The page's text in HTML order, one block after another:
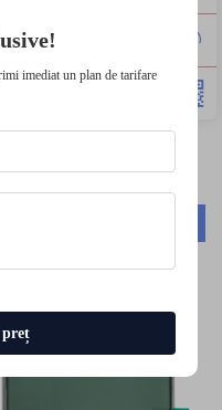
cu cele mai
imediat un plan de tarifare